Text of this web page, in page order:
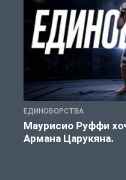
ЕДИНОБОРСТВА
Маурисио Руффи
Армана Царукяна.